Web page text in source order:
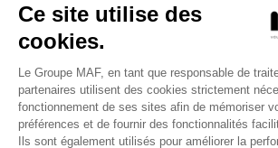
Ce site utilise des
cookies.
Le Groupe MAF, en tant que responsable de
partenaires utilisent des cookies strictement
fonctionnement de ses sites afin de mémoriser
préférences et de fournir des fonctionnalités
Ils sont également utilisés pour améliorer la
RETROUVEZ-NOUS SUR :